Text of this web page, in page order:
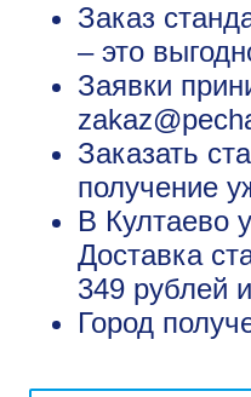
Заказ
– это
Заявки
Заказать
получение
В Култаево
Доставка
349 рублей
Город